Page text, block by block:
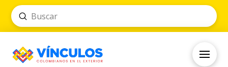
Search
Submit